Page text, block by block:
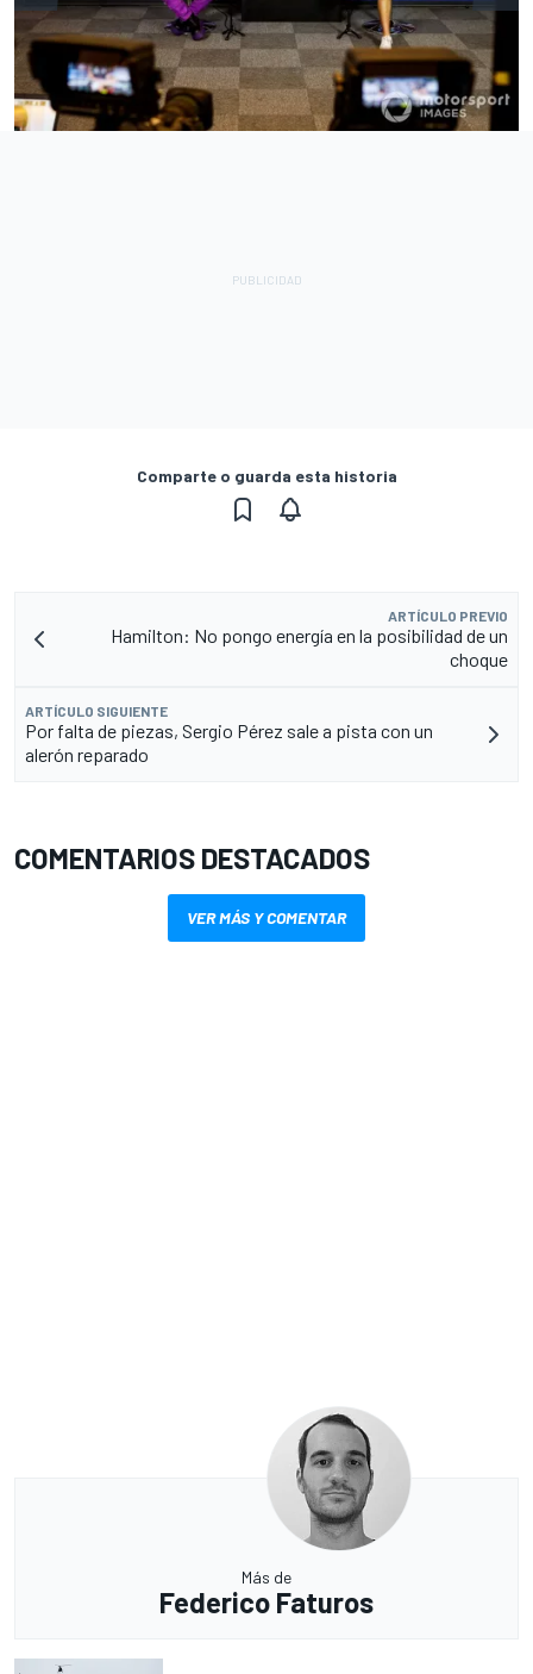
Comparte o guarda esta historia
ARTÍCULO PREVIO
Hamilton: No pongo energía en la posibilidad de un
choque
ARTÍCULO SIGUIENTE
Por falta de piezas, Sergio Pérez sale a pista con un
alerón reparado
COMENTARIOS DESTACADOS
VER MÁS Y COMENTAR
Más de
Federico Faturos